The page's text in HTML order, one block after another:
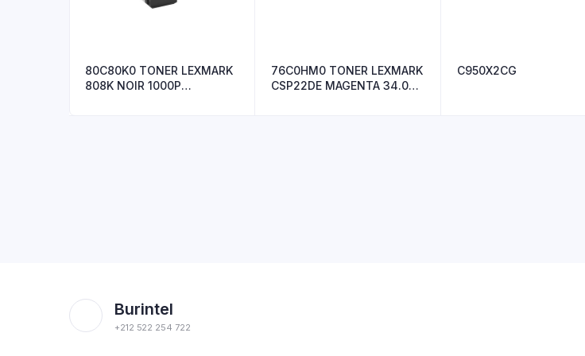
80C80K0 TONER LEXMARK
808K NOIR 1000P
76C0HM0 TONER LEXMARK
CSP22DE MAGENTA 34.000
C950X2CG
Burintel
+212 522 254 722